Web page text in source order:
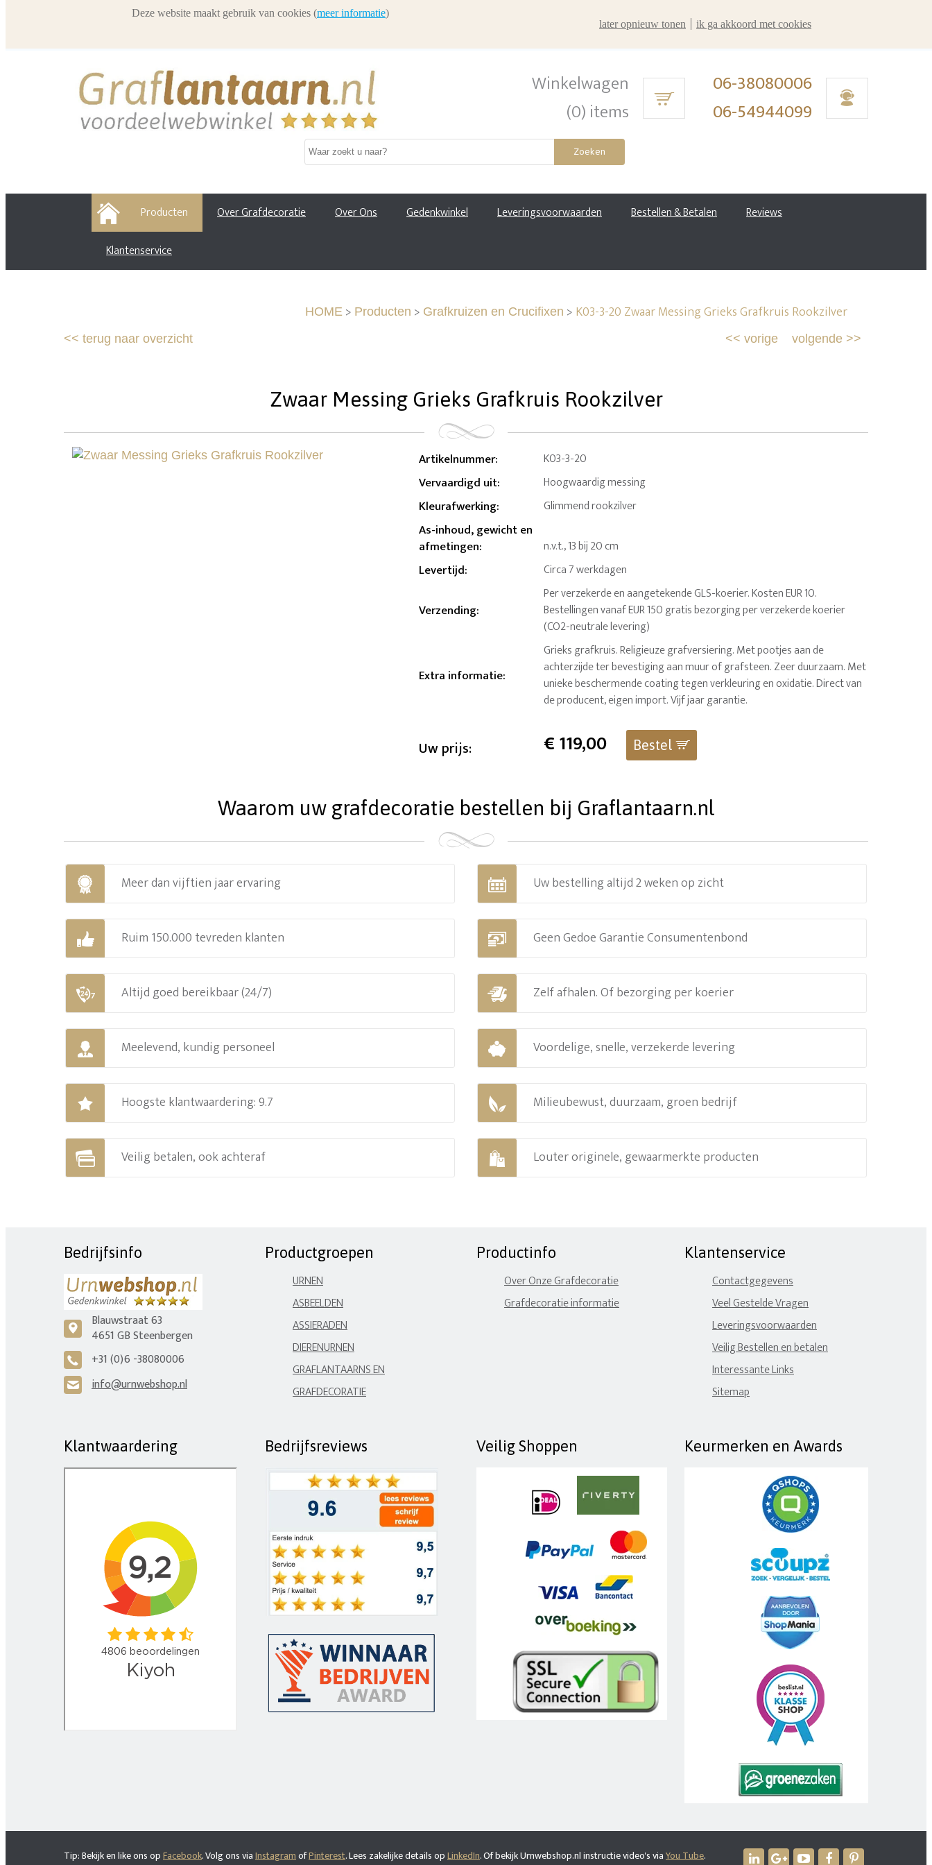
Winkelwagen
(0) items
06-38080006
06-54944099
Zoeken
HOME Producten Over Grafdecoratie Over Ons Gedenkwinkel Leveringsvoorwaarden Bestellen & Betalen Reviews
Klantenservice
HOME > Producten > Grafkruizen en Crucifixen > K03-3-20 Zwaar Messing Grieks Grafkruis Rookzilver
<< terug naar overzicht volgende >>
<< vorige
Zwaar Messing Grieks Grafkruis Rookzilver
Artikelnummer: K03-3-20
Vervaardigd uit: Hoogwaardig messing
Kleurafwerking: Glimmend rookzilver
As-inhoud, gewicht en
afmetingen: n.v.t., 13 bij 20 cm
Levertijd: Circa 7 werkdagen
Verzending:
Per verzekerde en aangetekende GLS-koerier. Kosten EUR 10.
Bestellingen vanaf EUR 150 gratis bezorging per verzekerde koerier
(CO2-neutrale levering)
Extra informatie:
Grieks grafkruis. Religieuze grafversiering. Met pootjes aan de
achterzijde ter bevestiging aan muur of grafsteen. Zeer duurzaam. Met
unieke beschermende coating tegen verkleuring en oxidatie. Direct van
de producent, eigen import. Vijf jaar garantie.
Uw prijs: €119,00 Bestel
Waarom uw grafdecoratie bestellen bij Graflantaarn.nl
Meer dan vijftien jaar ervaring Uw bestelling altijd 2 weken op zicht
Ruim 150.000 tevreden klanten Geen Gedoe Garantie Consumentenbond
Altijd goed bereikbaar (24/7) Zelf afhalen. Of bezorging per koerier
Meelevend, kundig personeel Voordelige, snelle, verzekerde levering
Hoogste klantwaardering: 9.7 Milieubewust, duurzaam, groen bedrijf
Veilig betalen, ook achteraf Louter originele, gewaarmerkte producten
Bedrijfsinfo
c
Blauwstraat 63
4651 GB Steenbergen
A +31 (0)6 -38080006
H info@urnwebshop.nl
Productgroepen
URNEN
ASBEELDEN
ASSIERADEN
DIERENURNEN
GRAFLANTAARNS EN
GRAFDECORATIE
Productinfo
Over Onze Grafdecoratie
Grafdecoratie informatie
Klantenservice
Contactgegevens
Veel Gestelde Vragen
Leveringsvoorwaarden
Veilig Bestellen en betalen
Interessante Links
Sitemap
Klantwaardering Bedrijfsreviews Veilig Shoppen Keurmerken en Awards
Tip: Bekijk en like ons opFacebook. Volg ons viaInstagramofPinterest. Lees zakelijke details opLinkedIn. Of bekijk Urnwebshop.nl instructie video's viaYou Tube.
Deze website maakt gebruik van cookies (meer informatie)
later opnieuw tonen
ik ga akkoord met cookies